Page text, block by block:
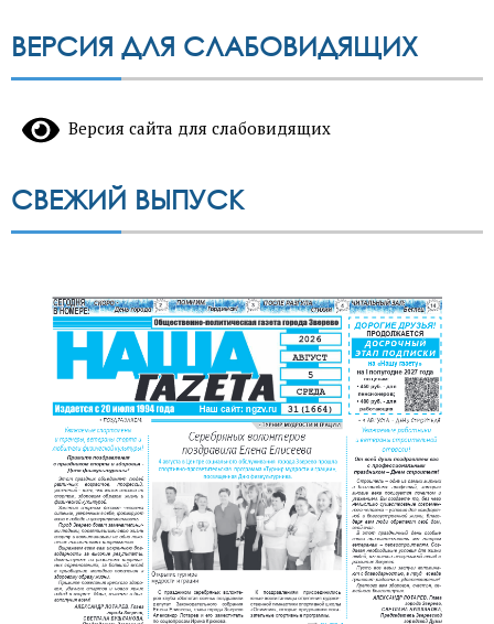
ВЕРСИЯ ДЛЯ СЛАБОВИДЯЩИХ
Версия сайта для слабовидящих
СВЕЖИЙ ВЫПУСК